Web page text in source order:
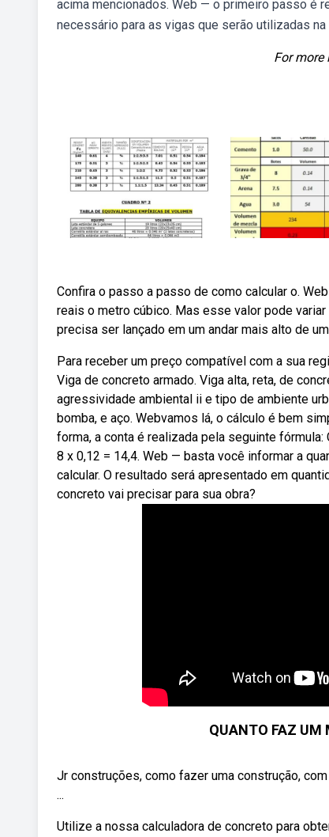
acima mencionados. Web — o primeiro passo é
necessário para as vigas que serão utilizadas
For more
Confira o passo a passo de como calcular o.
reais o metro cúbico. Mas esse valor pode
precisa ser lançado em um andar mais alto de
Para receber um preço compatível com a sua
Viga de concreto armado. Viga alta, reta, de
agressividade ambiental ii e tipo de ambiente
bomba, e aço. Webvamos lá, o cálculo é bem
forma, a conta é realizada pela seguinte
8 x 0,12 = 14,4. Web — basta você informar a
calcular. O resultado será apresentado em
concreto vai precisar para sua obra?
QUANTO FAZ UM
Jr construções, como fazer uma construção,
...
Utilize a nossa calculadora de concreto para